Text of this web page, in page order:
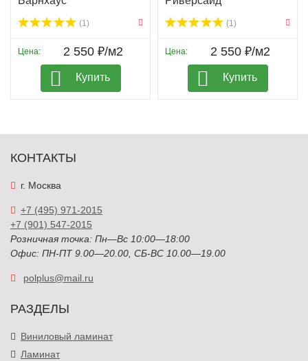
(1)
Цена: 2 550 ₽/м2
Купить
(1)
Цена: 2 550 ₽/м2
Купить
КОНТАКТЫ
г. Москва
+7 (495) 971-2015
+7 (901) 547-2015
Розничная точка: Пн—Вс 10:00—18:00
Офис: ПН-ПТ 9.00—20.00, СБ-ВС 10.00—19.00
polplus@mail.ru
РАЗДЕЛЫ
Виниловый ламинат
Ламинат